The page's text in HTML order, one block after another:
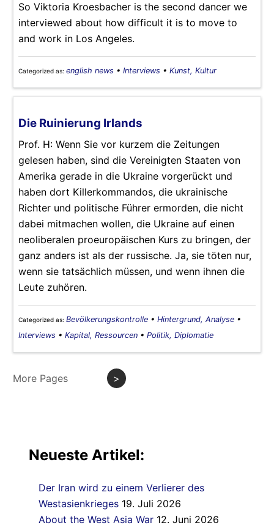
So Viktoria Kroesbacher is the second dancer we
interviewed about how difficult it is to move to
and work in Los Angeles.
Categorized as: english news • Interviews • Kunst, Kultur
Die Ruinierung Irlands
Prof. H: Wenn Sie vor kurzem die Zeitungen
gelesen haben, sind die Vereinigten Staaten von
Amerika gerade in die Ukraine vorgerückt und
haben dort Killerkommandos, die ukrainische
Richter und politische Führer ermorden, die nicht
dabei mitmachen wollen, die Ukraine auf einen
neoliberalen proeuropäischen Kurs zu bringen, der
ganz anders ist als der russische. Ja, sie töten nur,
wenn sie tatsächlich müssen, und wenn ihnen die
Leute zuhören.
Categorized as: Bevölkerungskontrolle • Hintergrund, Analyse •
Interviews • Kapital, Ressourcen • Politik, Diplomatie
More Pages >
Neueste Artikel:
Der Iran wird zu einem Verlierer des
Westasienkrieges 19. Juli 2026
About the West Asia War 12. Juni 2026